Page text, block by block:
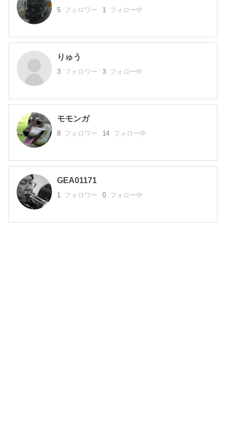
5 フォロワー 1 フォロー中
りゅう
3 フォロワー 3 フォロー中
モモンガ
8 フォロワー 14 フォロー中
GEA01171
1 フォロワー 0 フォロー中